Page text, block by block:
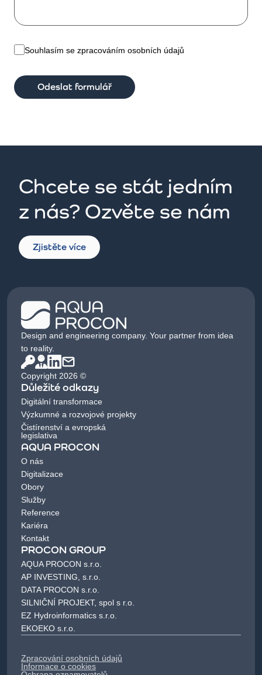
Souhlasím se zpracováním osobních údajů
Odeslat formulář
Chcete se stát jedním
z nás? Ozvěte se nám
Zjistěte více
Design and engineering company. Your partner from idea
to reality.
Copyright 2026 ©
Důležité odkazy
Digitální transformace
Výzkumné a rozvojové projekty
Čistírenství a evropská
legislativa
AQUA PROCON
O nás
Digitalizace
Obory
Služby
Reference
Kariéra
Kontakt
PROCON GROUP
AQUA PROCON s.r.o.
AP INVESTING, s.r.o.
DATA PROCON s.r.o.
SILNIČNÍ PROJEKT, spol s r.o.
EZ Hydroinformatics s.r.o.
EKOEKO s.r.o.
Zpracování osobních údajů
Informace o cookies